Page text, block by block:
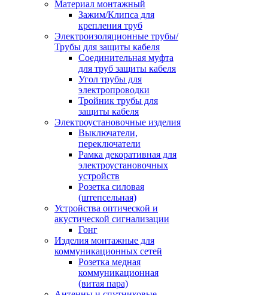
Материал монтажный
Зажим/Клипса для
крепления труб
Электроизоляционные трубы/
Трубы для защиты кабеля
Соединительная муфта
для труб защиты кабеля
Угол трубы для
электропроводки
Тройник трубы для
защиты кабеля
Электроустановочные изделия
Выключатели,
переключатели
Рамка декоративная для
электроустановочных
устройств
Розетка силовая
(штепсельная)
Устройства оптической и
акустической сигнализации
Гонг
Изделия монтажные для
коммуникационных сетей
Розетка медная
коммуникационная
(витая пара)